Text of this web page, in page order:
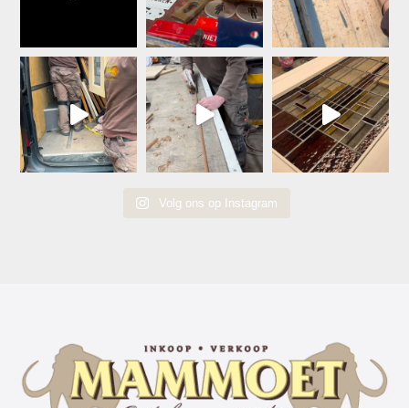
Volg ons op Instagram